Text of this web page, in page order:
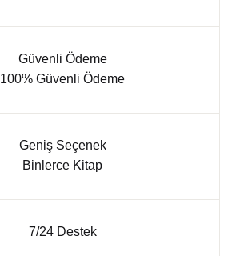
Güvenli Ödeme
100% Güvenli Ödeme
Geniş Seçenek
Binlerce Kitap
7/24 Destek